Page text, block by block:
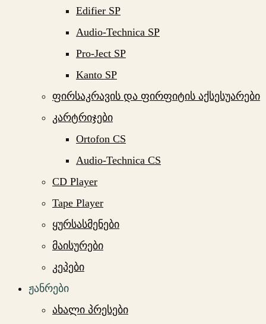
Edifier SP
Audio-Technica SP
Pro-Ject SP
Kanto SP
ფირსაკრავის და ფირფიტის აქსესუარები
კარტრიჯები
Ortofon CS
Audio-Technica CS
CD Player
Tape Player
ყურსასმენები
მაისურები
კეპები
ჟანრები
ახალი პრესები